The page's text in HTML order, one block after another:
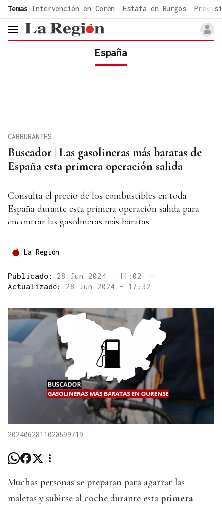
common.go-to-content
Temas Intervención en Coren Estafa en Burgos
header.menu.open
España
Buscador | Las gasolineras más baratas de
España esta primera operación salida
CARBURANTES
Consulta el precio de los combustibles en toda
España durante esta primera operación salida para
encontrar las gasolineras más baratas
La Región
Publicado: 28 Jun 2024 - 11:02
—
Actualizado: 28 Jun 2024 - 17:32
2024062811020599719
Muchas personas se preparan para agarrar las
maletas y subirse al coche durante esta primera